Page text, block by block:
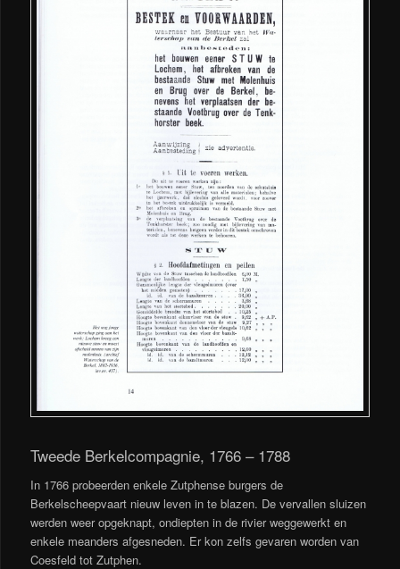
Tweede Berkelcompagnie, 1766 – 1788
In 1766 probeerden enkele Zutphense burgers de
Berkelscheepvaart nieuw leven in te blazen. De vervallen sluizen
werden weer opgeknapt, ondiepten in de rivier weggewerkt en
enkele meanders afgesneden. Er kon zelfs gevaren worden van
Coesfeld tot Zutphen.